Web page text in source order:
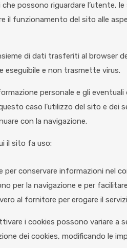
possono riguardare l’utente,
il funzionamento del sito alle
di dati trasferiti al browser
e non trasmette virus.
personale e gli
caso l’utilizzo del sito e dei
con la navigazione.
il sito fa uso:
per conservare informazioni nel
per la navigazione e per
al fornitore per erogare il
i cookies possono variare a
dei cookies, modificando le